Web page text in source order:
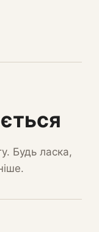
Будь ласка,